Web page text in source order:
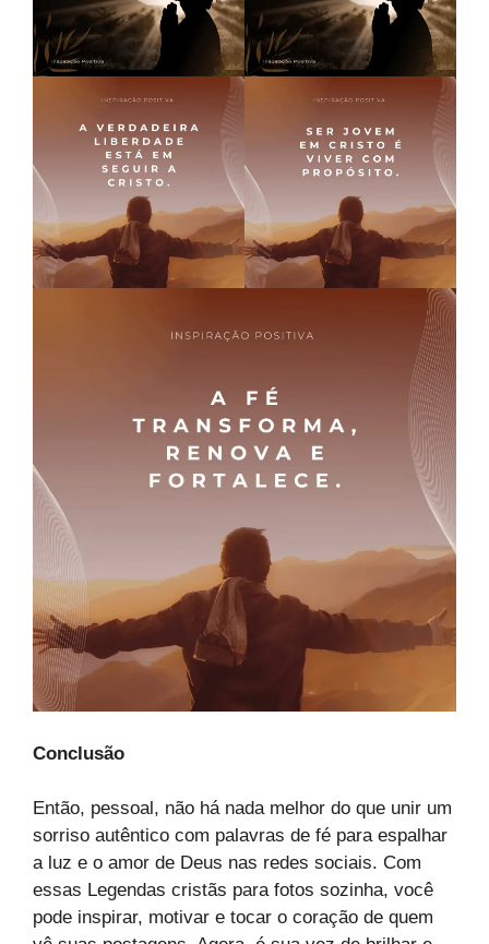
Conclusão
Então, pessoal, não há nada melhor do que unir um
sorriso autêntico com palavras de fé para espalhar
a luz e o amor de Deus nas redes sociais. Com
essas Legendas cristãs para fotos sozinha, você
pode inspirar, motivar e tocar o coração de quem